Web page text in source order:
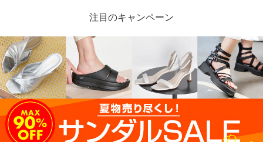
注目のキャンペーン